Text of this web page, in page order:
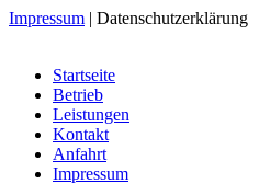
Impressum | Datenschutzerklärung
Startseite
Betrieb
Leistungen
Kontakt
Anfahrt
Impressum